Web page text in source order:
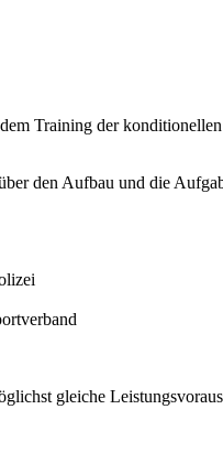
Training der
den Aufbau und die
gleiche